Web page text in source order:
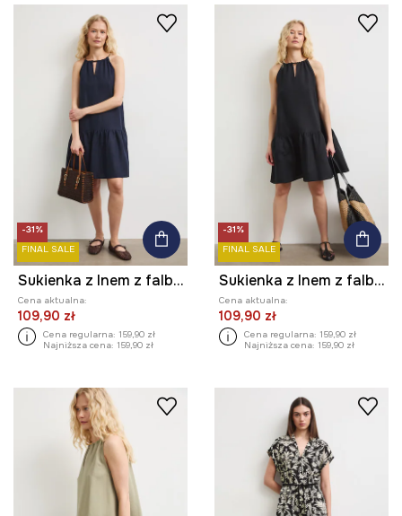
-31%
FINAL SALE
Sukienka z lnem z falbaną
Cena aktualna:
109,90 zł
Cena regularna: 159,90 zł
Najniższa cena: 159,90 zł
-31%
FINAL SALE
Sukienka z lnem z falbaną
Cena aktualna:
109,90 zł
Cena regularna: 159,90 zł
Najniższa cena: 159,90 zł